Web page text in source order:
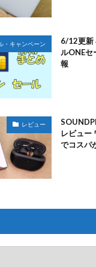
・キャンペーン
6/12更新
ルONEセ
報
レビュー
レビュー
でコスパ